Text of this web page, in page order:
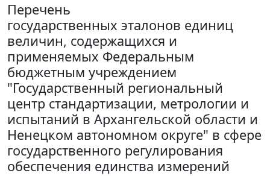
Перечень
государственных эталонов единиц
величин, содержащихся и
применяемых Федеральным
бюджетным учреждением
"Государственный региональный
центр стандартизации, метрологии и
испытаний в Архангельской области и
Ненецком автономном округе" в сфере
государственного регулирования
обеспечения единства измерений